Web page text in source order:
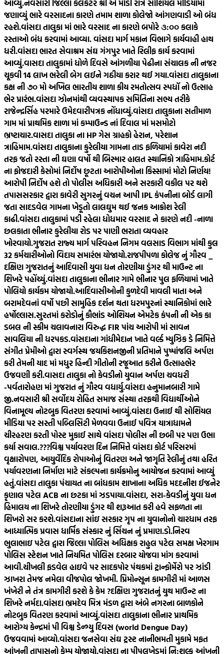
આવ્યું.નવસારી જિલ્લા કલેકટર શ્રી એ મોડી રાત્રે સોશિયલ મીડિયામાં
જણાવ્યું ભારે વરસાદના કારણે તમામ શાળા કોલેજો આંગણવાડી ઓ બંધ
રહશે.વાંસદા તાલુકા માં ભારે વરસાદ ના કારણે બપોરે ૩:૦૦ કલાકે
રસ્તાઓ બંધ કરવામાં આવ્યા. વાંસદા માર્ગ મકાન વિભાગે કાર્યવાહી હાથ
ધરી.વાંસદા ભારત સેવાશ્રમ સંઘ ગંગપુર ખાતે રિલીફ કાર્ય કરવામાં
આવ્યું.વાસદા તાલુકામાં ધોળે દિવસે આંગળીયા પેઢીના સંચાલક ની નજર
ચૂકવી 14 લાખ ભરેલી બેગ લઈને ગઠીયા કરાર થઈ ગયા.વાંસદા તાલુકાના
કક્ષ ની ૭૦ મો અખિલ ભારતીય શાળા કીય રમતોત્સવ સ્પધૉ નો ઉત્સાહ
ભેર પ્રારંભ.વાંસદા ઝોનમાંથી વ્યવસ્થાપક સમિતિના સભ્ય તરીકે
રાજેન્દ્રસિંહ પરમારે ઉમેદવારીપત્રક નોંધાવ્યું.વાંસદા તાલુકાના સતીમાળ
ગામ માં પ્રાથમિક શાળા માં કમ્પાઉન્ડ નાં દિવાલ માં મસમોટો
ભ્રષ્ટાચાર.વાસદા તાલુકા ના HP ગેસ ગ્રાહકો હેરાન, પરેશાન
ત્રાહિમામ.વાંસદા તાલુકાના કુરેલીયા ગામના તાડ ફળિયામાં કાવેરા નદી
તરફ જતો રસ્તા ની ઘણા વર્ષો થી બિસ્માર હાલત સ્થાનિકો ત્રાહિમામ.કોર્ટ
ના ફોજદારી કેસોમાં નિર્દોષ છૂટતા આરોપીઓના કિસ્સામાં મોટો નિર્ણય!
આરોપી નિર્દોષ હશે તો પોલીસ અધિકારી અને સરકારી વકીલ પર થશે
તપાસસરકાર દ્વારા કાવેરી સુગરનું વચન આપી IPL કંપનીના બોર્ડ લાગી
જતા સાદડવેલ ગામના ખેડૂતો લાલઘુમ થઈ જનક આક્રોશ રેલી
કાઢી.વાંસદા તાલુકામાં પડી રહેલા ધોધમાર વરસાદ ને કારણે નદી -નાળા
છલકાતા ભીનાર કુરેલીયા રોડ પર પાણી ભરાતા વ્યવહાર
ખોરવાયો.ગુજરાત રાજ્ય માર્ગ પરિવહન નિગમ વલસાડ વિભાગ માંથી કુલ
32 કર્મચારીઓનો વિદાય સમારંભ યોજાયો.રાજપીપળા કોલેજ નું ગૌરવ _
દક્ષિણ ગુજરાતનું આદિવાસી યુવા ધન તોરણીયા ડુંગર થી માઉન્ટ ના
શિખરે પહોંચ્યું.વાંસદા તાલુકાના ભીનાર ગામે ભીનાર પુલ ફળિયામાં ખાતે
પોલિયો કાર્યકમ યોજાયો.આદિવાસીઓની કુળદેવી માવલી માતા અને
બરામદેવનાં વર્ષો પછી સામુહિક દર્શન થતા ધરમપુરનાં સ્થાનિકોમાં ભારે
હર્ષોલ્લાસ.સુરતમાં કરોડોનું કૌભાંડ ઓશિયન એમટેક કંપની ની એક કા
ડબલ ની સ્કીમ ચલાવનારા વિરુદ્ધ FIR પાંચ આરોપી માં સાવન
સાવલિયા ની ધરપકડ.વાંસદાના ગાંધીમેદાન ખાતે વર્લ્ડ મ્યુઝિક ડે નિમિત્તે
સંગીત પ્રેમીઓ દ્વારા સ્વર્ગસ્થ જયકિશનજીની પ્રતિમાને પુષ્પાંજલિ અર્પણ
કરી તેમની યાદ માં મધુર હિન્દી ગીતોની રજૂઆત કરીને ઉત્સાહભેર
ઉજવણી કરી.વાસદા તાલુકા નો કેવડીનો યુવાન અર્પણ ચવધરી
-પર્વતારોહણ માં ગુજરાત નું ગૌરવ વધાર્યુ.વાંસદા હનુમાનબારી ગામે
જી.નવસારી શ્રી સર્વોદય રોહિત સમાજ સંસ્થા તરફથી વિદ્યાર્થીઓને
વિનામૂલ્ય નોટબુક વિતરણ કરવામાં આવ્યું.વાંસદા ઉનાઈ થી સોશિયલ
મીડિયા પર સસ્તી પબ્લિસિટી મેળવવા ઉનાઈ પવિત્ર યાત્રાધામને
ચીરહરણ કરતી પોસ્ટ મુકાઈ સાથે વાંસદા પોલીસ ની છબી પર પણ ઉભા
કર્યા સવાલ.???વિશ્વ પર્યાવરણ દિન નિમિત્તે વાંસદા કોર્ટ પરિસરમાં
વૃક્ષારોપણ, આયુર્વેદિક રોપાઓનું વિતરણ અને જાગૃતિ રેલીનું તથા હરિત
પર્યાવરણના નિર્માણ માટે સંકલ્પના કાર્યક્રમોનુ આયોજન કરવામાં આવ્યું
હતું.વાંસદા તાલુકા પંચાયત ના બાંધકામ શાખાના અધિક મદદનીશ ઈજનેર
કૃણાલ પટેલ ACB ના છટકા માં ઝડપાયા.વાંસદા, સરા-કેવડીનું યુવા ધન
હિમાલય ના શિખરે તોરણીયા ડુંગર થી શરૂઆત કરી હવે સફળતા ના
શિખરો સર કરશે.વાંસદાના સાંઇ સરકાર ગૃપ ના યુવાનોનો ચારધામ તરફ
આધ્યાત્મિક પ્રવાસ ધાર્મિક સંસ્કાર નું સિંચન નું પ્રમાણ.ડો.નિરવ
ભુલાભાઇ પટેલ દ્વારા જિલ્લા પોલિસ અધિક્ષક રાહુલ પટેલ સમક્ષ ખેરગામ
પોલિસ સ્ટેશન ખાતે નિયમિત પોલિસ દરબાર યોજવા માંગ કરવામાં
આવી.ચીખલી ફડવેલ હાઇવે પર સાદકપોર પંથકમાં ટ્રાન્ફોર્મેરો પર ઝાંડી
ઝાખરા તેમજ નમેલા વીજપોલ જોખમી. પ્રિમોન્સૂન કામગીરી માં આળસ
ખંખેરી ને તંત્ર કામગીરી કરશે કે કેમ ?દક્ષિણ ગુજરાતનું યુથ માઉન્ટ ના
શિખરે નર્મદા.વાંસદા ભ્રમદેવ મિત્ર મંડળ દ્વારા અંબે નગરના બાળકોને
નોટબુક વિતરણ કરવામાં આવ્યું.વાંસદા તાલુકાના ભીનાર પ્રાથમિક
આરોગ્ય કેન્દ્રમાં પી વિશ્વ ડેન્ગ્યુ દિવસ (world Dengue Day)
ઉજવવામાં આવ્યો.વાંસદા જનસેવા સંઘ ટ્રસ્ટ નાનીભમતી મુકામે મફત
આંખની તાપાસનો કેમ્પ યોજાયો.વાંસદા ના પીપલખેડમાં નિ:શુલ્ક આંખની